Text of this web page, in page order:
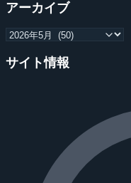
アーカイブ
サイト情報